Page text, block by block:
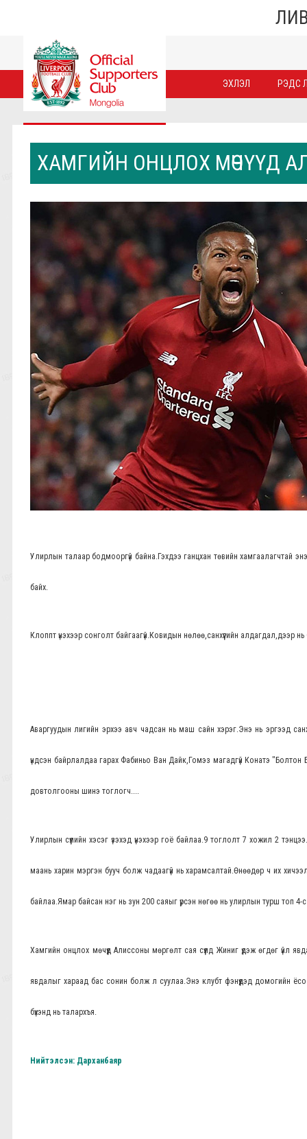
ЭХЛЭЛ РЭДС
ХАМГИЙН ОНЦЛОХ МӨЧҮҮД
Улирлын талаар бодмооргүй байна.Гэхдээ ганцхан төвийн хамгаалагчтай
байх.
Клоппт үнэхээр сонголт байгаагүй.Ковидын нөлөө,санхүүгийн
Аваргуудын лигийн эрхээ авч чадсан нь маш сайн хэрэг.Энэ нь эргээд
үндсэн байрлалдаа гарах Фабиньо Ван Дайк,Гомэз магадгүй Конатэ
довтолгооны шинэ тоглогч....
Улирлын сүүлийн хэсэг үзэхэд үнэхээр гоё байлаа.9 тоглолт 7 хожил 2
маань харин мэргэн бууч болж чадаагүй нь харамсалтай.Өнөөдөр ч их
байлаа.Ямар байсан нэг нь зун 200 саяыг үрсэн нөгөө нь улирлын турш топ
Хамгийн онцлох мөчүүд Алиссоны мөргөлт сая сүүлд Жиниг үдэж өгдөг үйл
явдалыг хараад бас сонин болж л суулаа.Энэ клубт фэнүүдэд домогийн
бүхэнд нь талархъя.
Нийтэлсэн: Дарханбаяр